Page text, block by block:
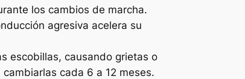
los cambios de marcha.
agresiva acelera su
escobillas, causando grietas o
cada 6 a 12 meses.